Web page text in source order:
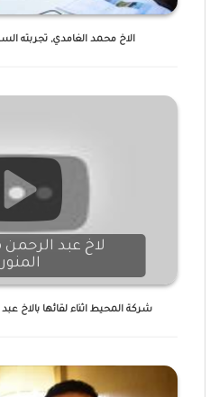
الاخ محمد الغامدي, تجربته
لاخ عبد الرحمن
شركة المحيط اثناء لقائها بالاخ